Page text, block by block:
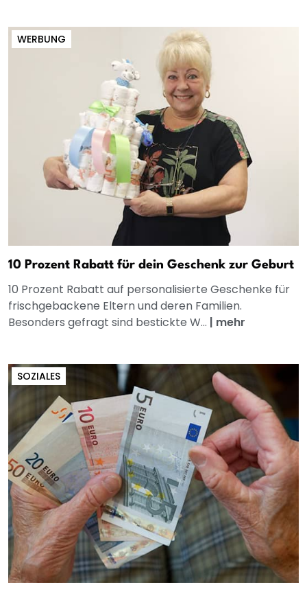
WERBUNG
10 Prozent Rabatt für dein Geschenk zur Geburt
10 Prozent Rabatt auf personalisierte Geschenke für
frischgebackene Eltern und deren Familien.
Besonders gefragt sind bestickte W... | mehr
SOZIALES